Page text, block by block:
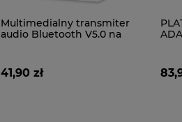
Multimedialny transmiter
audio Bluetooth V5.0 na
41,90 zł